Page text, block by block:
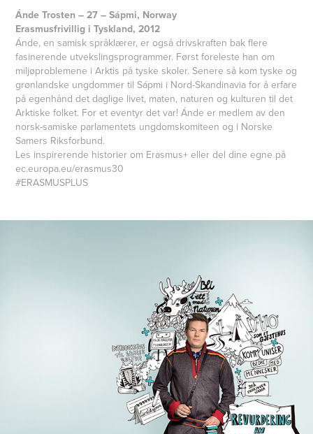
Ánde Trosten – 27 – Sápmi, Norway
Erasmusfrivillig i Tyskland, 2012
Ánde, en samisk språklærer, er også drivskraften bak flere
fasinerende utvekslingsprogrammer. Først foreleste han om
miljøproblemene i Arktis på tyske skoler. Senere så kom tyske og
grønlandske ungdommer til Sápmi i Nord-Skandinavia for å erfare
på egenhånd det daglige livet, maten, naturen og kulturen til det
Arktiske folket. For et eventyr det var! Ánde er medlem av den
norsk-samiske parlamentets ungdomskomiteen og i Norske
Samers Riksforbund.
Les inspirerende historier om Erasmus+ eller del dine egne på
ec.europa.eu/erasmus30
#ERASMUSPLUS